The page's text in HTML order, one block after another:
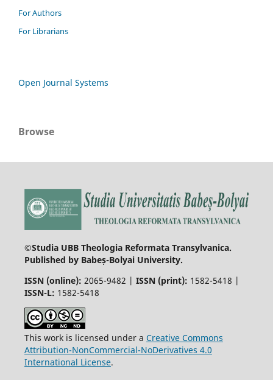
For Authors
For Librarians
Open Journal Systems
Browse
©Studia UBB Theologia Reformata Transylvanica.
Published by Babeș-Bolyai University.
ISSN (online): 2065-9482 | ISSN (print): 1582-5418 |
ISSN-L: 1582-5418
This work is licensed under a Creative Commons
Attribution-NonCommercial-NoDerivatives 4.0
International License.